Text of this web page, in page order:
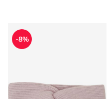
Opaska damska Calvin
-8%